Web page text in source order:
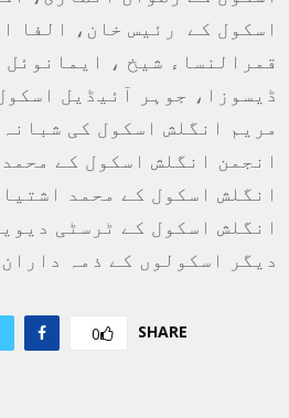
اسکول کے رئیس خان، الفا
قمرالنساء شیخ ، ایمانوئل
ڈیسوزا، جوہر آئیڈیل
مریم انگلش اسکول کی
انجمن انگلش اسکول کے
انگلش اسکول کے محمد
انگلش اسکول کے ٹرسٹی
دیگر اسکولوں کے ذمہ
SHARE
0